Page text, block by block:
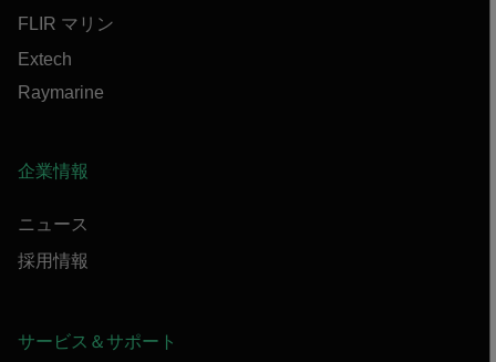
FLIR マリン
Extech
Raymarine
企業情報
ニュース
採用情報
サービス＆サポート